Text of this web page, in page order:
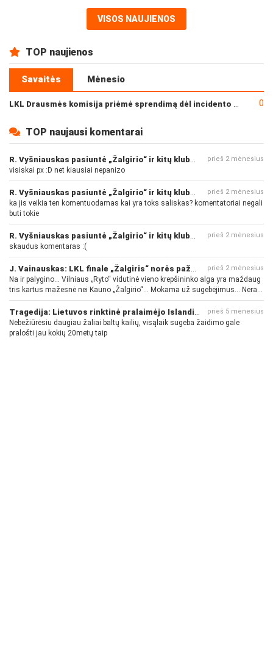
VISOS NAUJIENOS
TOP naujienos
Savaitės Mėnesio
0
TOP naujausi komentarai
prieš 2 mėnesius
visiskai px :D net kiausiai nepanizo
prieš 2 mėnesius
ka jis veikia ten komentuodamas kai yra toks saliskas? komentatoriai negali
buti tokie
prieš 2 mėnesius
skaudus komentaras :(
prieš 2 mėnesius
Na ir palygino... Vilniaus „Ryto“ vidutinė vieno krepšininko alga yra maždaug
tris kartus mažesnė nei Kauno „Žalgirio“... Mokama už sugebėjimus... Nėra
pinigų - nėra gerų žaidėjų...
prieš 5 mėnesius
Nebežiūrėsiu daugiau žaliai baltų kailių, visąlaik sugeba žaidimo gale
pralošti jau kokių 20metų taip